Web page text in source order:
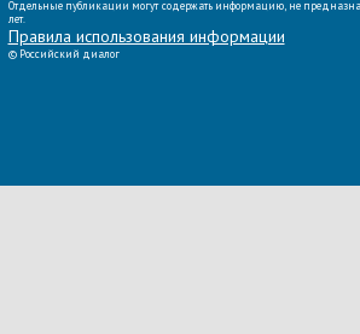
Отдельные публикации могут содержать информацию, не
лет.
Правила использования информации
© Российский диалог